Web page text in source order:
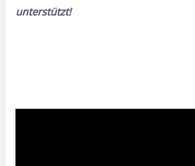
unterstützt!